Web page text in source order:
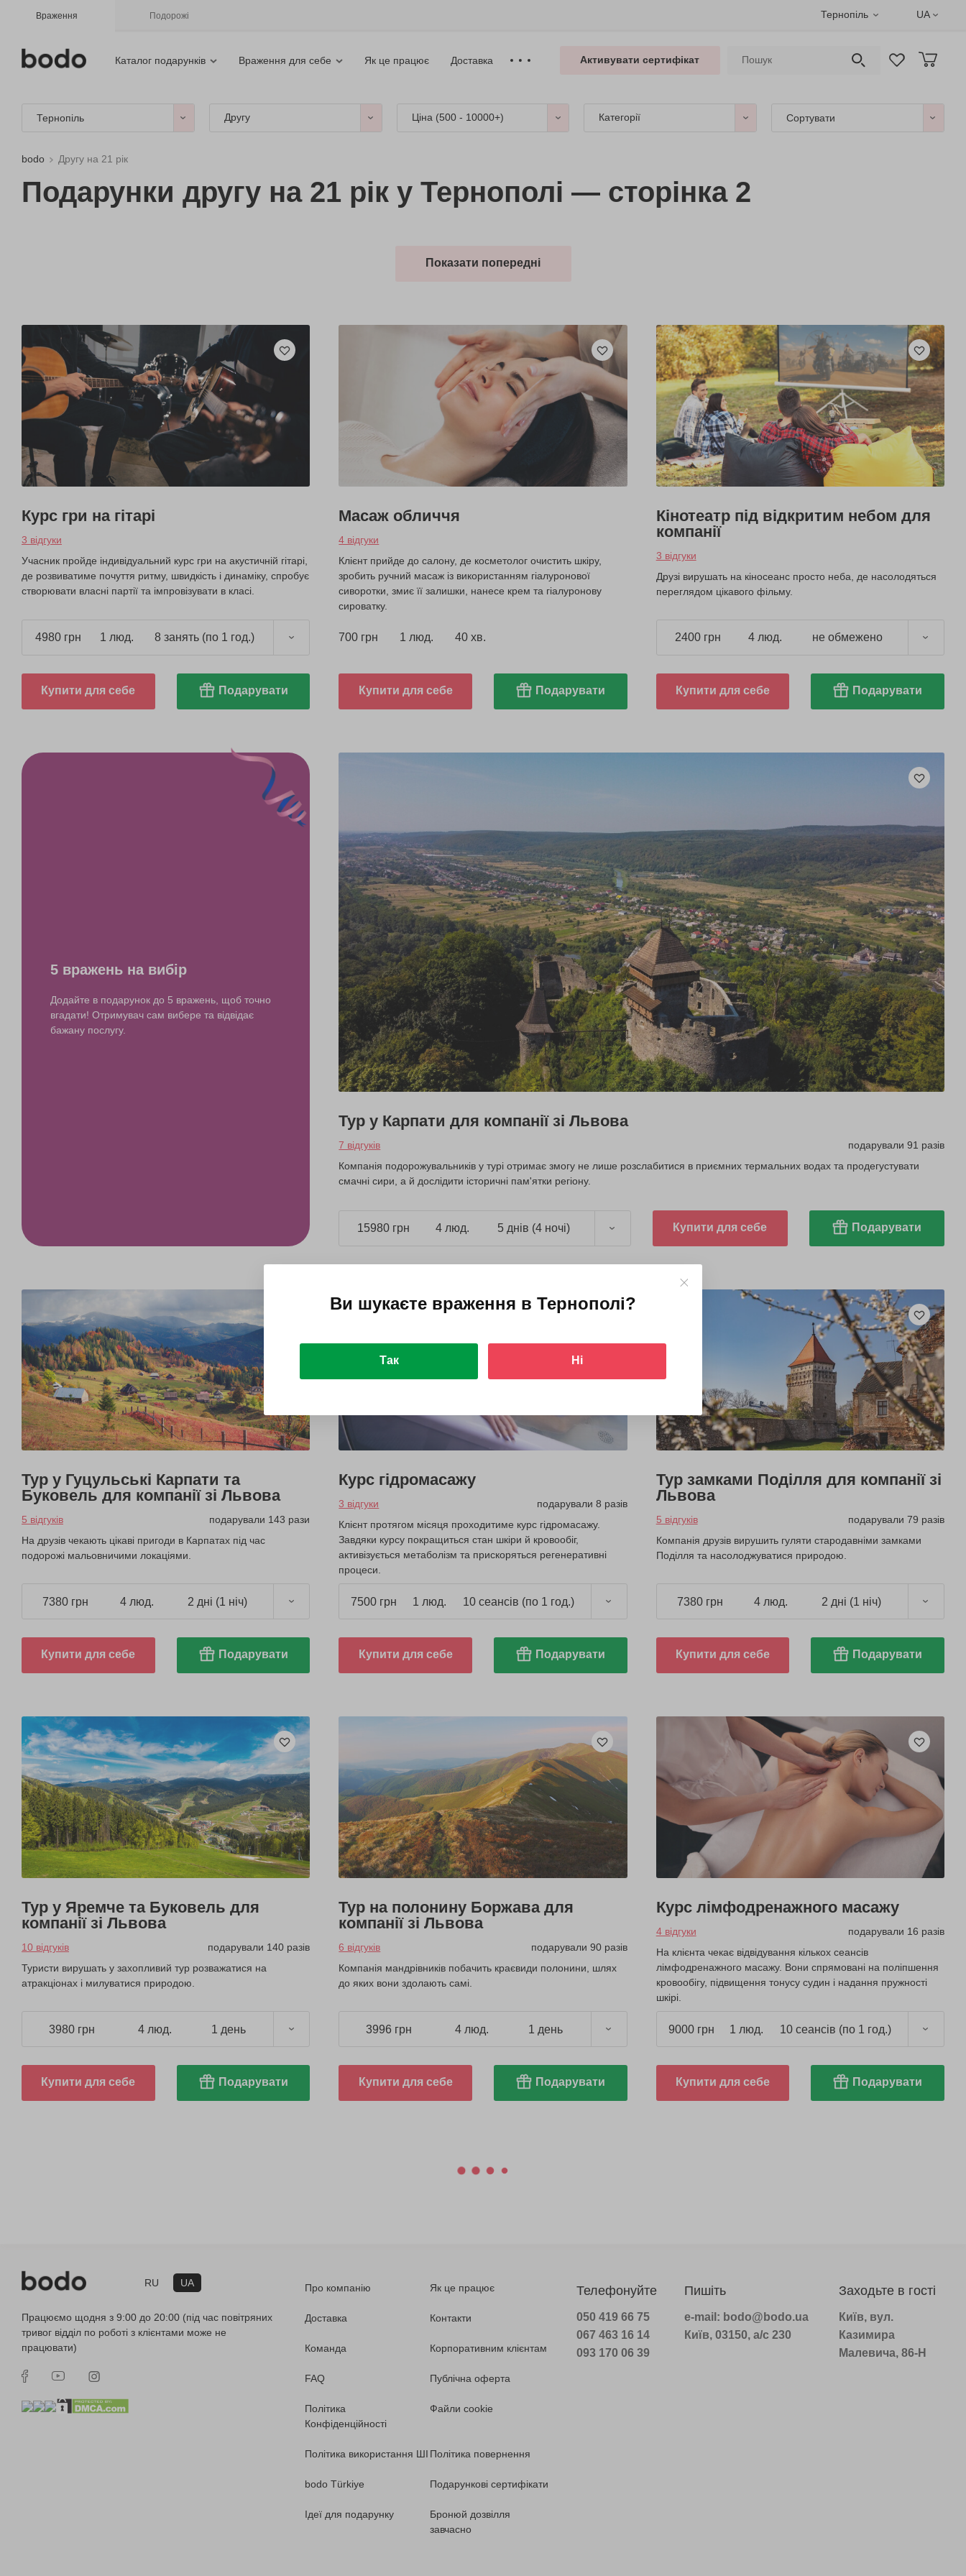
Враження Подорожі Тернопіль UA
Каталог подарунків Враження для себе Як це працює Доставка Активувати сертифікат
Тернопіль Другу Ціна (500 - 10000+) Категорії Сортувати
bodo Другу на 21 рік
Подарунки другу на 21 рік у Тернополі — сторінка 2
Показати попередні
Курс гри на гітарі
3 відгуки
Учасник пройде індивідуальний курс гри на акустичній гітарі,
де розвиватиме почуття ритму, швидкість і динаміку, спробує
створювати власні партії та імпровізувати в класі.
4980 грн 1 люд. 8 занять (по 1 год.)
Купити для себе Подарувати
Масаж обличчя
4 відгуки
Клієнт прийде до салону, де косметолог очистить шкіру,
зробить ручний масаж із використанням гіалуронової
сиворотки, змиє її залишки, нанесе крем та гіалуронову
сироватку.
700 грн 1 люд. 40 хв.
Купити для себе Подарувати
Кінотеатр під відкритим небом для
компанії
3 відгуки
Друзі вирушать на кіносеанс просто неба, де насолодяться
переглядом цікавого фільму.
2400 грн 4 люд. не обмежено
Купити для себе Подарувати
5 вражень на вибір
Додайте в подарунок до 5 вражень, щоб точно
вгадати! Отримувач сам вибере та відвідає
бажану послугу.
Тур у Карпати для компанії зі Львова
7 відгуків
подарували 91 разів
Компанія подорожувальників у турі отримає змогу не лише розслабитися в приємних термальних водах та продегустувати
смачні сири, а й дослідити історичні пам'ятки регіону.
15980 грн 4 люд. 5 днів (4 ночі) Купити для себе Подарувати
Тур у Гуцульські Карпати та
Буковель для компанії зі Львова
5 відгуків
подарували 143 рази
На друзів чекають цікаві пригоди в Карпатах під час
подорожі мальовничими локаціями.
7380 грн 4 люд. 2 дні (1 ніч)
Купити для себе Подарувати
Курс гідромасажу
3 відгуки
подарували 8 разів
Клієнт протягом місяця проходитиме курс гідромасажу.
Завдяки курсу покращиться стан шкіри й кровообіг,
активізується метаболізм та прискоряться регенеративні
процеси.
7500 грн 1 люд. 10 сеансів (по 1 год.)
Купити для себе Подарувати
Тур замками Поділля для компанії зі
Львова
5 відгуків
подарували 79 разів
Компанія друзів вирушить гуляти стародавніми замками
Поділля та насолоджуватися природою.
7380 грн 4 люд. 2 дні (1 ніч)
Купити для себе Подарувати
Тур у Яремче та Буковель для
компанії зі Львова
10 відгуків
подарували 140 разів
Туристи вирушать у захопливий тур розважатися на
атракціонах і милуватися природою.
3980 грн 4 люд. 1 день
Купити для себе Подарувати
Тур на полонину Боржава для
компанії зі Львова
6 відгуків
подарували 90 разів
Компанія мандрівників побачить краєвиди полонини, шлях
до яких вони здолають самі.
3996 грн 4 люд. 1 день
Купити для себе Подарувати
Курс лімфодренажного масажу
4 відгуки
подарували 16 разів
На клієнта чекає відвідування кількох сеансів
лімфодренажного масажу. Вони спрямовані на поліпшення
кровообігу, підвищення тонусу судин і надання пружності
шкірі.
9000 грн 1 люд. 10 сеансів (по 1 год.)
Купити для себе Подарувати
RU UA
Працюємо щодня з 9:00 до 20:00 (під час повітряних
тривог відділ по роботі з клієнтами може не
працювати)
Про компанію Як це працює
Доставка Контакти
Команда Корпоративним клієнтам
FAQ Публічна оферта
Політика
Конфіденційності
Файли cookie
Політика використання ШІ Політика повернення
bodo Türkiye Подарункові сертифікати
Ідеї для подарунку
Бронюй дозвілля
завчасно
Телефонуйте
050 419 66 75
067 463 16 14
093 170 06 39
Пишіть
e-mail: bodo@bodo.ua
Київ, 03150, а/с 230
Заходьте в гості
Київ, вул.
Казимира
Малевича, 86-Н
Ви шукаєте враження в Тернополі?
Так Ні